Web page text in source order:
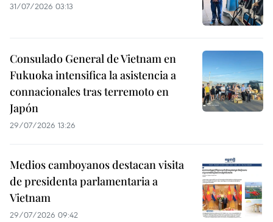
31/07/2026 03:13
Consulado General de Vietnam en
Fukuoka intensifica la asistencia a
connacionales tras terremoto en
Japón
29/07/2026 13:26
Medios camboyanos destacan visita
de presidenta parlamentaria a
Vietnam
29/07/2026 09:42